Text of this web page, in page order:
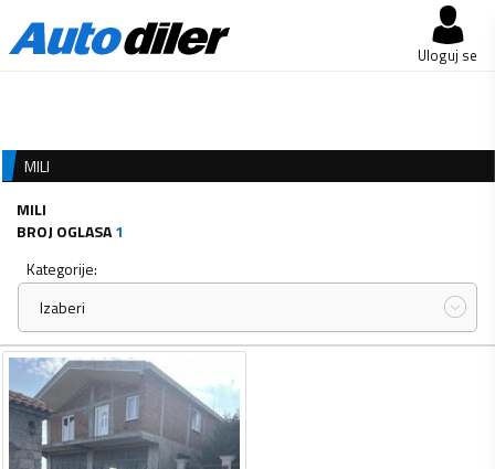
Uloguj se
MILI
MILI
BROJ OGLASA1
Kategorije:
Izaberi